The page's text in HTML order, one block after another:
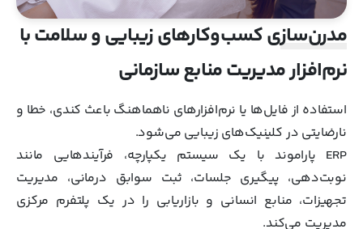
مدرن‌سازی کسب‌وکارهای زیبایی و سلامت با
نرم‌افزار مدیریت منابع سازمانی
استفاده از فایل‌ها یا نرم‌افزارهای ناهماهنگ باعث کندی، خطا و
نارضایتی در کلینیک‌های زیبایی می‌شود.
ERP پاراموند با یک سیستم یکپارچه، فرآیندهایی مانند
نوبت‌دهی، پیگیری جلسات، ثبت سوابق درمانی، مدیریت
تجهیزات، منابع انسانی و بازاریابی را در یک پلتفرم مرکزی
مدیریت می‌کند.